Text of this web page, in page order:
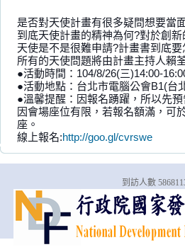
是否對天使計畫有很多疑問想要當
到底天使計畫的精神為何?對於創
天使是不是很難申請?計畫書到底
所有的天使問題將由計畫主持人賴
●活動時間：104/8/26(三)14:00-
●活動地點：台北市電腦公會B1(台
●溫馨提醒：因報名踴躍，所以先
因會場座位有限，若報名額滿，可
座。
線上報名:http://goo.gl/cvrswe
到訪人數